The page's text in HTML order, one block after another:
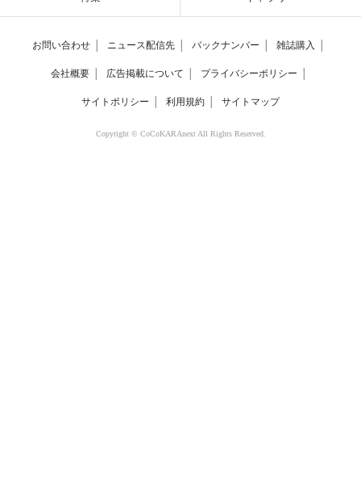
お問い合わせ ニュース配信先 バックナンバー 雑誌購入
会社概要 広告掲載について プライバシーポリシー
サイトポリシー 利用規約 サイトマップ
Copyright © CoCoKARAnext All Rights Reserved.